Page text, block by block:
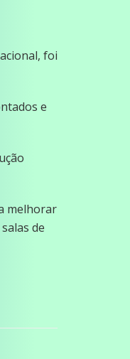
foi
e
melhorar
de